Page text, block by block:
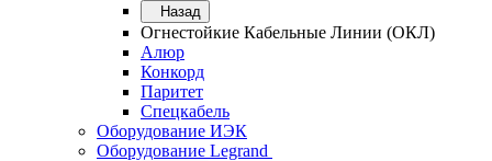
Назад
Огнестойкие Кабельные Линии (ОКЛ)
Алюр
Конкорд
Паритет
Спецкабель
Оборудование ИЭК
Оборудование Legrand